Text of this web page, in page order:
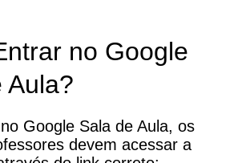
no Google
Aula?
Google Sala de Aula, os
devem acessar a